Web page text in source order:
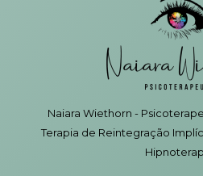
Naiara Wiethorn -
Terapia de Reintegração